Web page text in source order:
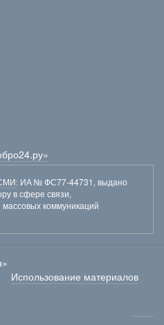
: ИА № ФС77-44731, выдано
в сфере связи,
коммуникаций
Использование материалов